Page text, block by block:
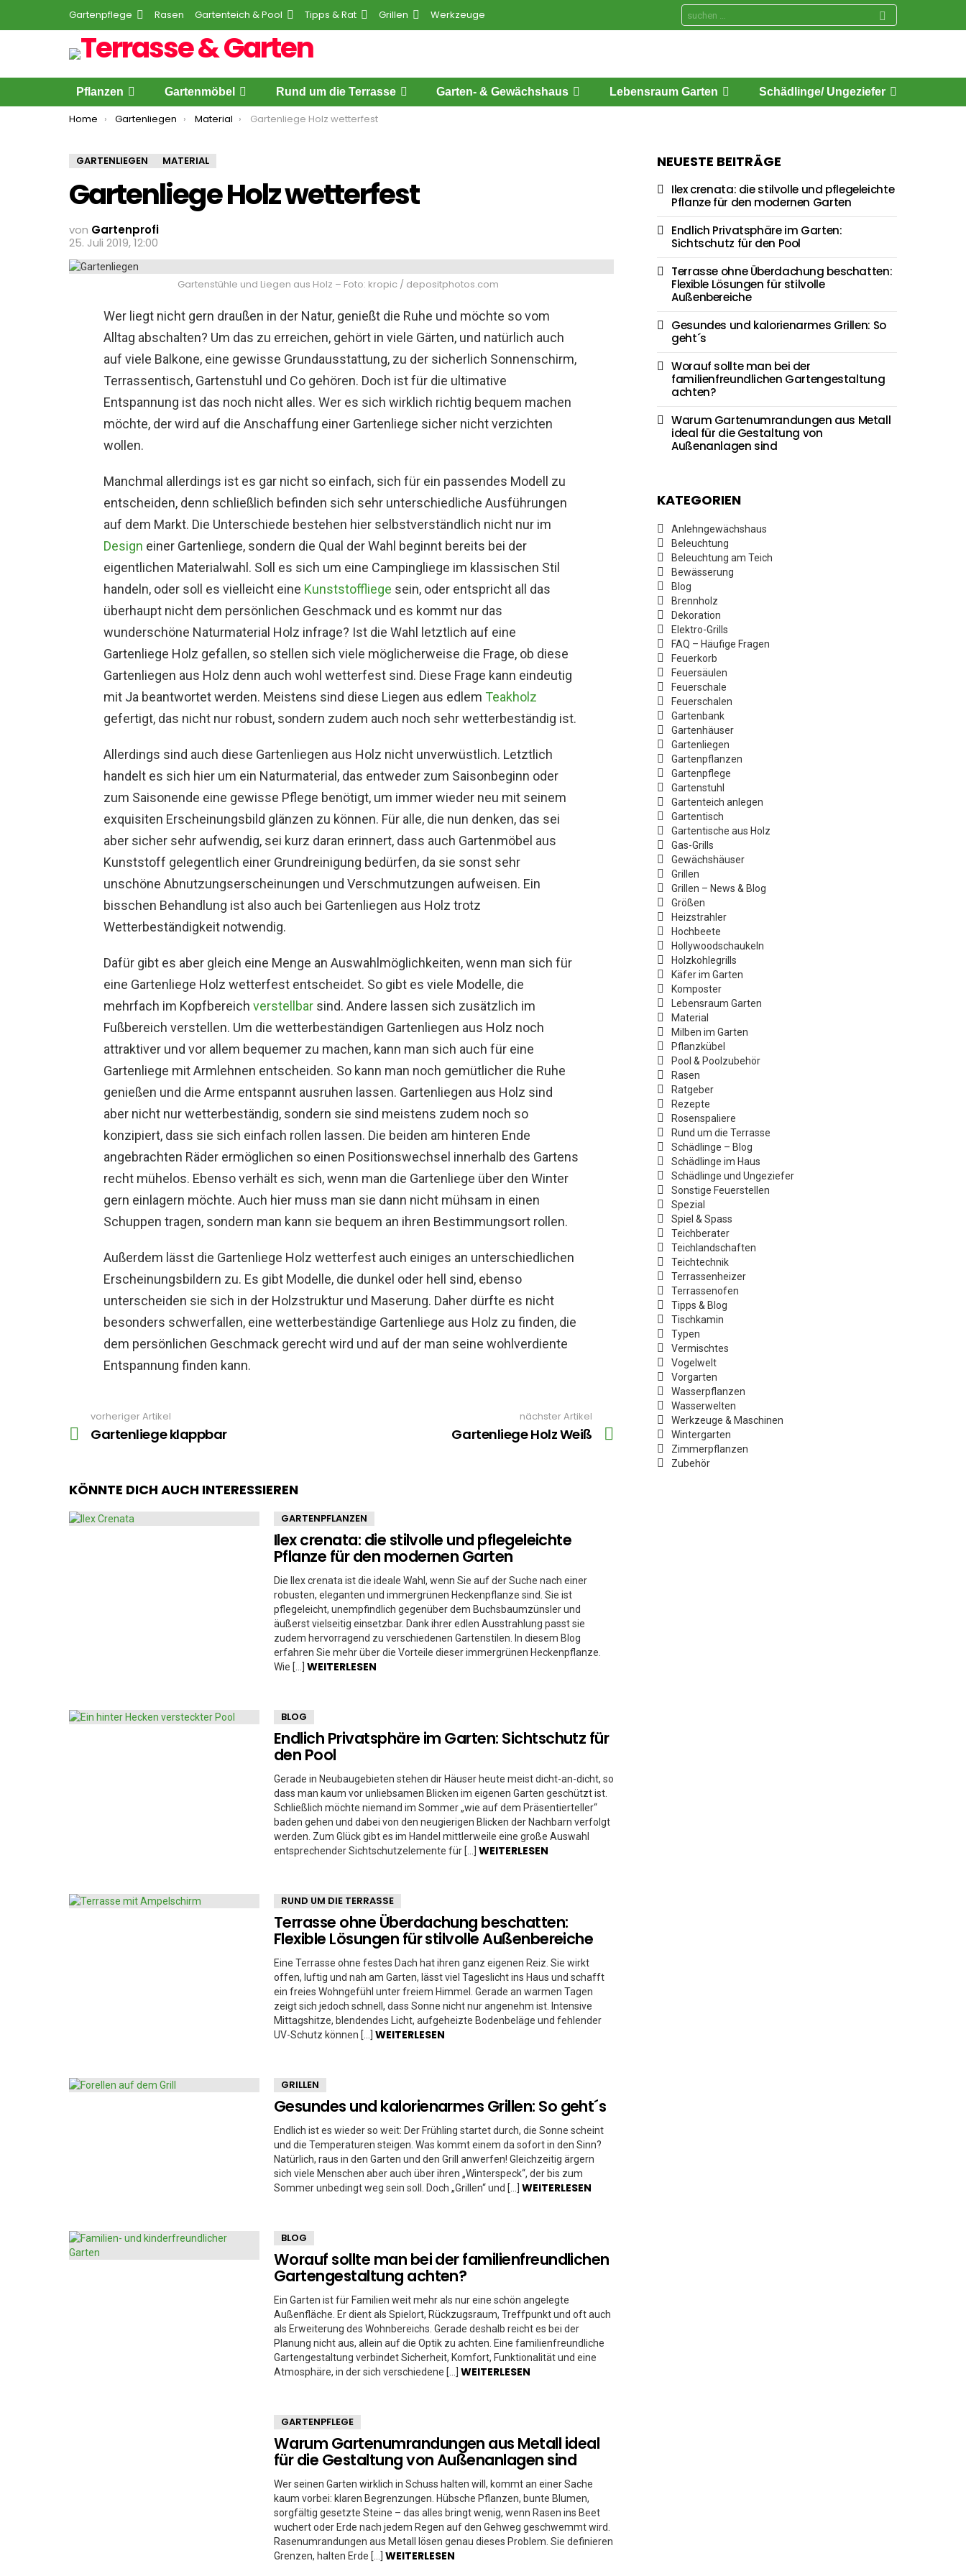
Gartenpflege Rasen Gartenteich & Pool Tipps & Rat Grillen Werkzeuge
Search
for:
Pflanzen Gartenmöbel Rund um die Terrasse Garten- & Gewächshaus Lebensraum Garten Schädlinge/ Ungeziefer
You are here:
Home Gartenliegen Material Gartenliege Holz wetterfest
GARTENLIEGEN MATERIAL
Gartenliege Holz wetterfest
von Gartenprofi
25. Juli 2019, 12:00
Gartenstühle und Liegen aus Holz – Foto: kropic / depositphotos.com
Wer liegt nicht gern draußen in der Natur, genießt die Ruhe und möchte so vom
Alltag abschalten? Um das zu erreichen, gehört in viele Gärten, und natürlich auch
auf viele Balkone, eine gewisse Grundausstattung, zu der sicherlich Sonnenschirm,
Terrassentisch, Gartenstuhl und Co gehören. Doch ist für die ultimative
Entspannung ist das noch nicht alles. Wer es sich wirklich richtig bequem machen
möchte, der wird auf die Anschaffung einer Gartenliege sicher nicht verzichten
wollen.
Manchmal allerdings ist es gar nicht so einfach, sich für ein passendes Modell zu
entscheiden, denn schließlich befinden sich sehr unterschiedliche Ausführungen
auf dem Markt. Die Unterschiede bestehen hier selbstverständlich nicht nur im
Design einer Gartenliege, sondern die Qual der Wahl beginnt bereits bei der
eigentlichen Materialwahl. Soll es sich um eine Campingliege im klassischen Stil
handeln, oder soll es vielleicht eine Kunststoffliege sein, oder entspricht all das
überhaupt nicht dem persönlichen Geschmack und es kommt nur das
wunderschöne Naturmaterial Holz infrage? Ist die Wahl letztlich auf eine
Gartenliege Holz gefallen, so stellen sich viele möglicherweise die Frage, ob diese
Gartenliegen aus Holz denn auch wohl wetterfest sind. Diese Frage kann eindeutig
mit Ja beantwortet werden. Meistens sind diese Liegen aus edlem Teakholz
gefertigt, das nicht nur robust, sondern zudem auch noch sehr wetterbeständig ist.
Allerdings sind auch diese Gartenliegen aus Holz nicht unverwüstlich. Letztlich
handelt es sich hier um ein Naturmaterial, das entweder zum Saisonbeginn oder
zum Saisonende eine gewisse Pflege benötigt, um immer wieder neu mit seinem
exquisiten Erscheinungsbild glänzen zu können. Für alle, die nun denken, das sei
aber sicher sehr aufwendig, sei kurz daran erinnert, dass auch Gartenmöbel aus
Kunststoff gelegentlich einer Grundreinigung bedürfen, da sie sonst sehr
unschöne Abnutzungserscheinungen und Verschmutzungen aufweisen. Ein
bisschen Behandlung ist also auch bei Gartenliegen aus Holz trotz
Wetterbeständigkeit notwendig.
Dafür gibt es aber gleich eine Menge an Auswahlmöglichkeiten, wenn man sich für
eine Gartenliege Holz wetterfest entscheidet. So gibt es viele Modelle, die
mehrfach im Kopfbereich verstellbar sind. Andere lassen sich zusätzlich im
Fußbereich verstellen. Um die wetterbeständigen Gartenliegen aus Holz noch
attraktiver und vor allem bequemer zu machen, kann man sich auch für eine
Gartenliege mit Armlehnen entscheiden. So kann man noch gemütlicher die Ruhe
genießen und die Arme entspannt ausruhen lassen. Gartenliegen aus Holz sind
aber nicht nur wetterbeständig, sondern sie sind meistens zudem noch so
konzipiert, dass sie sich einfach rollen lassen. Die beiden am hinteren Ende
angebrachten Räder ermöglichen so einen Positionswechsel innerhalb des Gartens
recht mühelos. Ebenso verhält es sich, wenn man die Gartenliege über den Winter
gern einlagern möchte. Auch hier muss man sie dann nicht mühsam in einen
Schuppen tragen, sondern man kann sie bequem an ihren Bestimmungsort rollen.
Außerdem lässt die Gartenliege Holz wetterfest auch einiges an unterschiedlichen
Erscheinungsbildern zu. Es gibt Modelle, die dunkel oder hell sind, ebenso
unterscheiden sie sich in der Holzstruktur und Maserung. Daher dürfte es nicht
besonders schwerfallen, eine wetterbeständige Gartenliege aus Holz zu finden, die
dem persönlichen Geschmack gerecht wird und auf der man seine wohlverdiente
Entspannung finden kann.
more
vorheriger Artikel
Gartenliege klappbar
nächster Artikel
Gartenliege Holz Weiß
KÖNNTE DICH AUCH INTERESSIEREN
GARTENPFLANZEN
Ilex crenata: die stilvolle und pflegeleichte
Pflanze für den modernen Garten
Die Ilex crenata ist die ideale Wahl, wenn Sie auf der Suche nach einer
robusten, eleganten und immergrünen Heckenpflanze sind. Sie ist
pflegeleicht, unempfindlich gegenüber dem Buchsbaumzünsler und
äußerst vielseitig einsetzbar. Dank ihrer edlen Ausstrahlung passt sie
zudem hervorragend zu verschiedenen Gartenstilen. In diesem Blog
erfahren Sie mehr über die Vorteile dieser immergrünen Heckenpflanze.
Wie […] WEITERLESEN
BLOG
Endlich Privatsphäre im Garten: Sichtschutz für
den Pool
Gerade in Neubaugebieten stehen dir Häuser heute meist dicht-an-dicht, so
dass man kaum vor unliebsamen Blicken im eigenen Garten geschützt ist.
Schließlich möchte niemand im Sommer „wie auf dem Präsentierteller“
baden gehen und dabei von den neugierigen Blicken der Nachbarn verfolgt
werden. Zum Glück gibt es im Handel mittlerweile eine große Auswahl
entsprechender Sichtschutzelemente für […] WEITERLESEN
RUND UM DIE TERRASSE
Terrasse ohne Überdachung beschatten:
Flexible Lösungen für stilvolle Außenbereiche
Eine Terrasse ohne festes Dach hat ihren ganz eigenen Reiz. Sie wirkt
offen, luftig und nah am Garten, lässt viel Tageslicht ins Haus und schafft
ein freies Wohngefühl unter freiem Himmel. Gerade an warmen Tagen
zeigt sich jedoch schnell, dass Sonne nicht nur angenehm ist. Intensive
Mittagshitze, blendendes Licht, aufgeheizte Bodenbeläge und fehlender
UV-Schutz können […] WEITERLESEN
GRILLEN
Gesundes und kalorienarmes Grillen: So geht´s
Endlich ist es wieder so weit: Der Frühling startet durch, die Sonne scheint
und die Temperaturen steigen. Was kommt einem da sofort in den Sinn?
Natürlich, raus in den Garten und den Grill anwerfen! Gleichzeitig ärgern
sich viele Menschen aber auch über ihren „Winterspeck“, der bis zum
Sommer unbedingt weg sein soll. Doch „Grillen“ und […] WEITERLESEN
BLOG
Worauf sollte man bei der familienfreundlichen
Gartengestaltung achten?
Ein Garten ist für Familien weit mehr als nur eine schön angelegte
Außenfläche. Er dient als Spielort, Rückzugsraum, Treffpunkt und oft auch
als Erweiterung des Wohnbereichs. Gerade deshalb reicht es bei der
Planung nicht aus, allein auf die Optik zu achten. Eine familienfreundliche
Gartengestaltung verbindet Sicherheit, Komfort, Funktionalität und eine
Atmosphäre, in der sich verschiedene […] WEITERLESEN
GARTENPFLEGE
Warum Gartenumrandungen aus Metall ideal
für die Gestaltung von Außenanlagen sind
Wer seinen Garten wirklich in Schuss halten will, kommt an einer Sache
kaum vorbei: klaren Begrenzungen. Hübsche Pflanzen, bunte Blumen,
sorgfältig gesetzte Steine – das alles bringt wenig, wenn Rasen ins Beet
wuchert oder Erde nach jedem Regen auf den Gehweg geschwemmt wird.
Rasenumrandungen aus Metall lösen genau dieses Problem. Sie definieren
Grenzen, halten Erde […] WEITERLESEN
NEUESTE BEITRÄGE
Ilex crenata: die stilvolle und pflegeleichte
Pflanze für den modernen Garten
Endlich Privatsphäre im Garten:
Sichtschutz für den Pool
Terrasse ohne Überdachung beschatten:
Flexible Lösungen für stilvolle
Außenbereiche
Gesundes und kalorienarmes Grillen: So
geht´s
Worauf sollte man bei der
familienfreundlichen Gartengestaltung
achten?
Warum Gartenumrandungen aus Metall
ideal für die Gestaltung von
Außenanlagen sind
KATEGORIEN
Anlehngewächshaus
Beleuchtung
Beleuchtung am Teich
Bewässerung
Blog
Brennholz
Dekoration
Elektro-Grills
FAQ – Häufige Fragen
Feuerkorb
Feuersäulen
Feuerschale
Feuerschalen
Gartenbank
Gartenhäuser
Gartenliegen
Gartenpflanzen
Gartenpflege
Gartenstuhl
Gartenteich anlegen
Gartentisch
Gartentische aus Holz
Gas-Grills
Gewächshäuser
Grillen
Grillen – News & Blog
Größen
Heizstrahler
Hochbeete
Hollywoodschaukeln
Holzkohlegrills
Käfer im Garten
Komposter
Lebensraum Garten
Material
Milben im Garten
Pflanzkübel
Pool & Poolzubehör
Rasen
Ratgeber
Rezepte
Rosenspaliere
Rund um die Terrasse
Schädlinge – Blog
Schädlinge im Haus
Schädlinge und Ungeziefer
Sonstige Feuerstellen
Spezial
Spiel & Spass
Teichberater
Teichlandschaften
Teichtechnik
Terrassenheizer
Terrassenofen
Tipps & Blog
Tischkamin
Typen
Vermischtes
Vogelwelt
Vorgarten
Wasserpflanzen
Wasserwelten
Werkzeuge & Maschinen
Wintergarten
Zimmerpflanzen
Zubehör